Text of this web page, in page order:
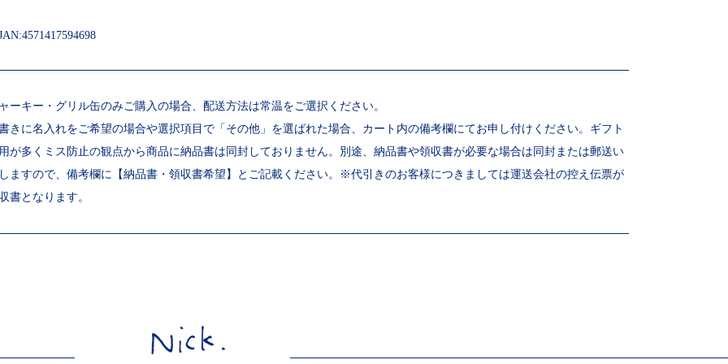
JAN:4571417594698
ーキー・グリル缶のみご購入の場合、配送方法は常温をご選択ください。
きに名入れをご希望の場合や選択項目で「その他」を選ばれた場合、カート内の備考欄にてお申し付けください。ギフト
が多くミス防止の観点から商品に納品書は同封しておりません。別途、納品書や領収書が必要な場合は同封または郵送い
ますので、備考欄に【納品書・領収書希望】とご記載ください。※代引きのお客様につきましては運送会社の控え伝票が
書となります。